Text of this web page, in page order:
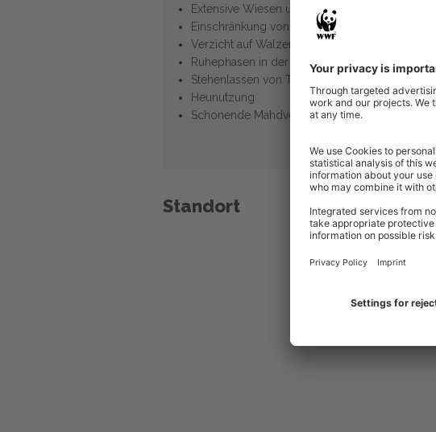
Extensive Wiesen und Weiden
Einschränkung von Düngung
Verzicht auf Walzen + Schleppen
Ruhephasen in der Brutzeit
Stehenlassen von Teilflächen im GL
Heunutzung
Schonende Mahdverfahren
Standort